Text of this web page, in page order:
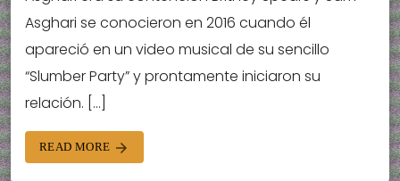
Asghari se conocieron en 2016 cuando él
apareció en un video musical de su sencillo
“Slumber Party” y prontamente iniciaron su
relación. […]
READ MORE arrow_forward